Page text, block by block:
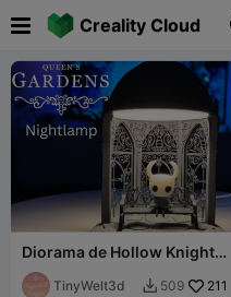
Creality Cloud
Diorama de Hollow Knight -
Banco del Jardín de la
ReinaTinyWelt3d  509 211